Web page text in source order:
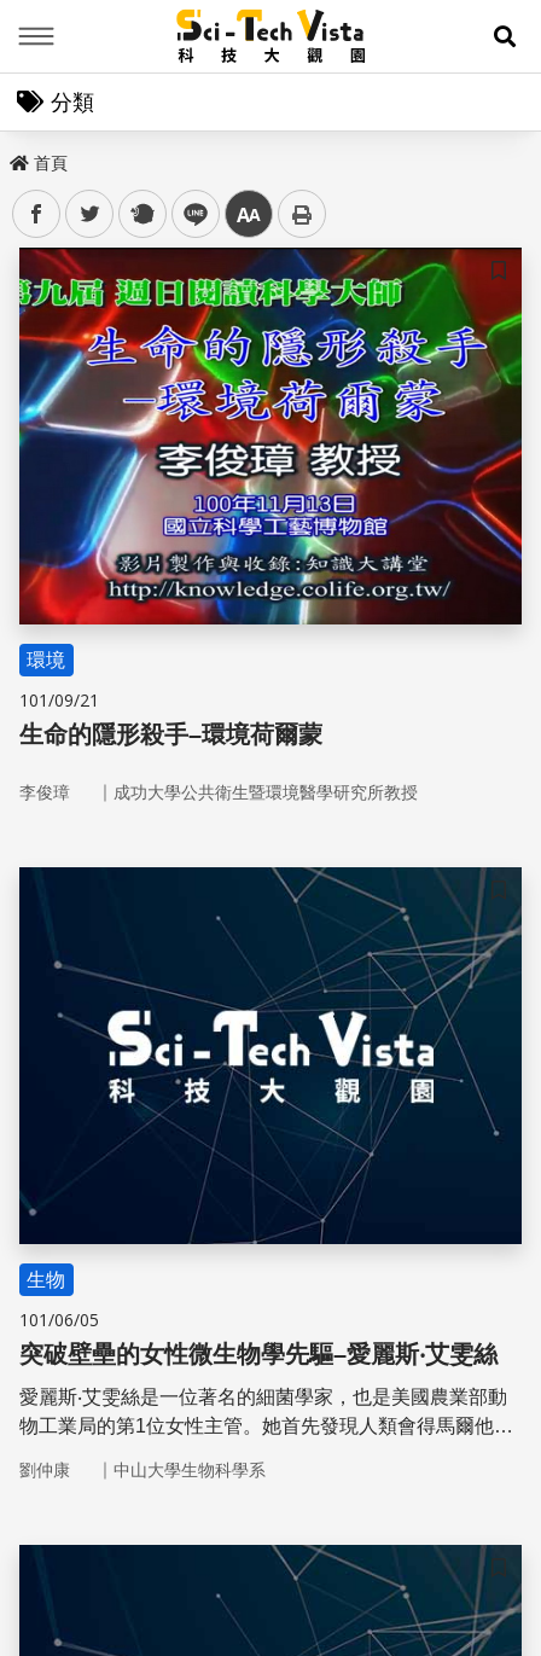
展
分類
首頁
facebooktwitter plurk line 中
儲存
環境
101/09/21
生命的隱形殺手–環境荷爾蒙
李俊璋 ｜ 成功大學公共衛生暨環境醫學研究所教授
儲存
生物
101/06/05
突破壁壘的女性微生物學先驅–愛麗斯‧艾雯絲
愛麗斯‧艾雯絲是一位著名的細菌學家，也是美國農業部動
物工業局的第1位女性主管。她首先發現人類會得馬爾他熱
牛乳全面使用巴氏滅菌法的法律，拯救了無數的生命。
劉仲康 ｜ 中山大學生物科學系
儲存